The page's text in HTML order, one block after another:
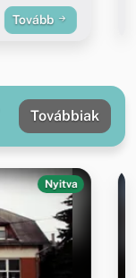
Tovább
Továbbiak
Nyitva